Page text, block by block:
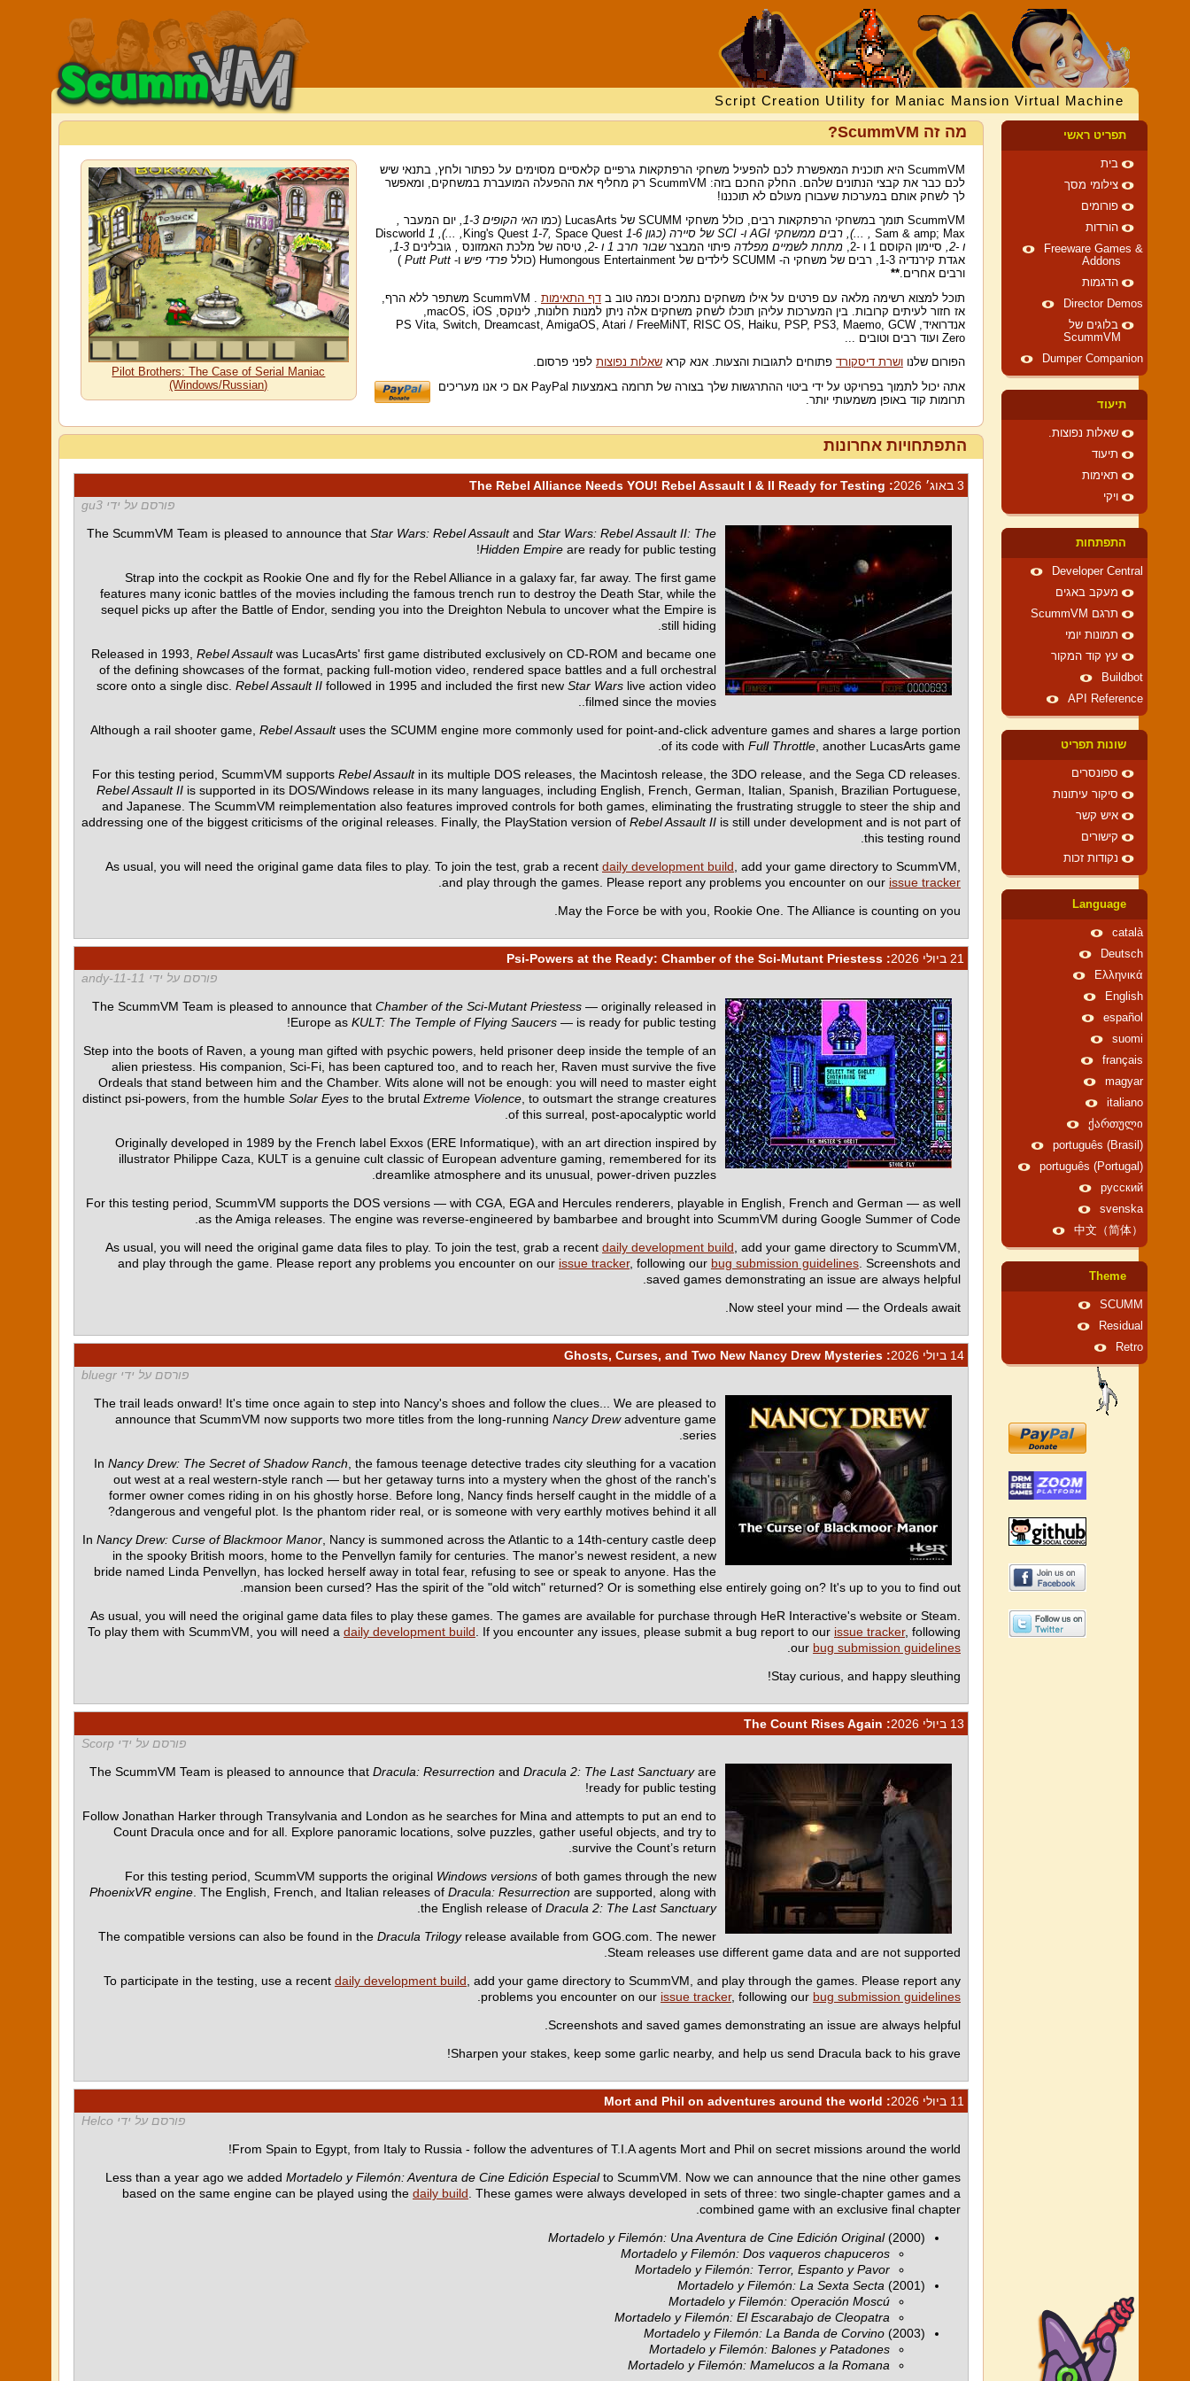
Script Creation Utility for Maniac Mansion Virtual Machine
מה זה ScummVM?
ScummVM היא תוכנית המאפשרת לכם להפעיל משחקי הרפתקאות גרפיים קלאסיים מסוימים על כפתור ולחץ, בתנאי שיש
לכם כבר את קבצי הנתונים שלהם. החלק החכם בזה: ScummVM רק מחליף את ההפעלה המועברת במשחקים, ומאפשר
לך לשחק אותם במערכות שעבורן מעולם לא תוכננו!
ScummVM תומך במשחקי הרפתקאות רבים, כולל משחקי SCUMM של LucasArts (כמו
האי הקופים 1-3, יום המעבר ,
Sam & amp; Max , ...), רבים ממשחקי AGI ו- SCI של סיירה (כגון King's Quest 1-7, Space Quest 1-6, ...),
Discworld 1
ו -2,
סיימון הקוסם 1 ו -2, מתחת לשמיים מפלדה פיתוי המבצרשבור חרב 1 ו -2, טיסה של מלכת האמזונס , גובלינים
אגדת קירנדיה 1-3, רבים של משחקי ה- SCUMM לילדים של Humongous Entertainment (כולל
פרדי פיש ו- Putt Putt
)
ורבים אחרים.**
תוכל למצוא רשימה מלאה עם פרטים על אילו משחקים נתמכים וכמה טוב ב דף התאימות
. ScummVM משתפר ללא הרף,
אנדרואיד, PS Vita, Switch, Dreamcast, AmigaOS, Atari / FreeMiNT, RISC OS, Haiku, PSP, PS3, Maemo, GCW
Zero ועוד רבים וטובים ...
הפורום שלנו ושרת דיסקורד פתוחים לתגובות והצעות. אנא קרא שאלות נפוצות לפני פרסום.
אתה יכול לתמוך בפרויקט על ידי ביטוי ההתרגשות שלך בצורה של תרומה באמצעות PayPal אם כי אנו מעריכים
תרומות קוד באופן משמעותי יותר.
Pilot Brothers: The Case of Serial Maniac
(Windows/Russian)
התפתחויות אחרונות
3 באוג׳ 2026
: The Rebel Alliance Needs YOU! Rebel Assault I & II Ready for Testing
פורסם על ידי gu3
The ScummVM Team is pleased to announce that Star Wars: Rebel Assaultand Star Wars: Rebel Assault II: The
Hidden Empire are ready for public testing!
Strap into the cockpit as Rookie One and fly for the Rebel Alliance in a galaxy far, far away. The first game
features many iconic battles of the movies including the famous trench run to destroy the Death Star, while the
sequel picks up after the Battle of Endor, sending you into the Dreighton Nebula to uncover what the Empire is
still hiding.
Released in 1993, Rebel Assaultwas LucasArts' first game distributed exclusively on CD-ROM and became one
of the defining showcases of the format, packing full-motion video, rendered space battles and a full orchestral
score onto a single disc. Rebel Assault II followed in 1995 and included the first new Star Wars live action video
filmed since the movies..
Although a rail shooter game, Rebel Assaultuses the SCUMM engine more commonly used for point-and-click adventure games and shares a large portion
of its code with Full Throttle , another LucasArts game.
For this testing period, ScummVM supports Rebel Assaultin its multiple DOS releases, the Macintosh release, the 3DO release, and the Sega CD releases.
Rebel Assault II is supported in its DOS/Windows release in its many languages, including English, French, German, Italian, Spanish, Brazilian Portuguese,
and Japanese. The ScummVM reimplementation also features improved controls for both games, eliminating the frustrating struggle to steer the ship and
addressing one of the biggest criticisms of the original releases. Finally, the PlayStation version of Rebel Assault II is still under development and is not part of
this testing round.
As usual, you will need the original game data files to play. To join the test, grab a recent daily development build , add your game directory to ScummVM,
and play through the games. Please report any problems you encounter on our issue tracker
May the Force be with you, Rookie One. The Alliance is counting on you.
21 ביולי 2026
: Psi-Powers at the Ready: Chamber of the Sci-Mutant Priestess
פורסם על ידי 11-andy-11
The ScummVM Team is pleased to announce that Chamber of the Sci-Mutant Priestess — originally released in
Europe as KULT: The Temple of Flying Saucers — is ready for public testing!
Step into the boots of Raven, a young man gifted with psychic powers, held prisoner deep inside the temple of an
alien priestess. His companion, Sci-Fi, has been captured too, and to reach her, Raven must survive the five
Ordeals that stand between him and the Chamber. Wits alone will not be enough: you will need to master eight
distinct psi-powers, from the humble Solar Eyes to the brutal Extreme Violence , to outsmart the strange creatures
of this surreal, post-apocalyptic world.
Originally developed in 1989 by the French label Exxos (ERE Informatique), with an art direction inspired by
illustrator Philippe Caza, KULT is a genuine cult classic of European adventure gaming, remembered for its
dreamlike atmosphere and its unusual, power-driven puzzles.
For this testing period, ScummVM supports the DOS versions — with CGA, EGA and Hercules renderers, playable in English, French and German — as well
as the Amiga releases. The engine was reverse-engineered by bambarbee and brought into ScummVM during Google Summer of Code.
As usual, you will need the original game data files to play. To join the test, grab a recent daily development build , add your game directory to ScummVM,
and play through the game. Please report any problems you encounter on our issue tracker, following our bug submission guidelines . Screenshots and
saved games demonstrating an issue are always helpful.
Now steel your mind — the Ordeals await.
14 ביולי 2026
: Ghosts, Curses, and Two New Nancy Drew Mysteries
פורסם על ידי bluegr
The trail leads onward! It's time once again to step into Nancy's shoes and follow the clues... We are pleased to
announce that ScummVM now supports two more titles from the long-running Nancy Drewadventure game
series.
In Nancy Drew: The Secret of Shadow Ranch , the famous teenage detective trades city sleuthing for a vacation
out west at a real western-style ranch — but her getaway turns into a mystery when the ghost of the ranch's
former owner comes riding in on his ghostly horse. Before long, Nancy finds herself caught in the middle of a
dangerous and vengeful plot. Is the phantom rider real, or is someone with very earthly motives behind it all?
In Nancy Drew: Curse of Blackmoor Manor , Nancy is summoned across the Atlantic to a 14th-century castle deep
in the spooky British moors, home to the Penvellyn family for centuries. The manor's newest resident, a new
bride named Linda Penvellyn, has locked herself away in total fear, refusing to see or speak to anyone. Has the
mansion been cursed? Has the spirit of the "old witch" returned? Or is something else entirely going on? It's up to you to find out.
As usual, you will need the original game data files to play these games. The games are available for purchase through HeR Interactive's website or Steam.
To play them with ScummVM, you will need a daily development build . If you encounter any issues, please submit a bug report to our issue tracker, following
our bug submission guidelines
Stay curious, and happy sleuthing!
13 ביולי 2026
: The Count Rises Again
פורסם על ידי Scorp
The ScummVM Team is pleased to announce that Dracula: Resurrection and Dracula 2: The Last Sanctuaryare
ready for public testing!
Follow Jonathan Harker through Transylvania and London as he searches for Mina and attempts to put an end to
Count Dracula once and for all. Explore panoramic locations, solve puzzles, gather useful objects, and try to
survive the Count’s return.
For this testing period, ScummVM supports the original Windows versions of both games through the new
PhoenixVR engine . The English, French, and Italian releases of Dracula: Resurrection are supported, along with
the English release of Dracula 2: The Last Sanctuary
The compatible versions can also be found in the Dracula Trilogyrelease available from GOG.com. The newer
Steam releases use different game data and are not supported.
To participate in the testing, use a recent daily development build , add your game directory to ScummVM, and play through the games. Please report any
problems you encounter on our issue tracker, following our bug submission guidelines
Screenshots and saved games demonstrating an issue are always helpful.
Sharpen your stakes, keep some garlic nearby, and help us send Dracula back to his grave!
11 ביולי 2026
: Mort and Phil on adventures around the world
פורסם על ידי Helco
From Spain to Egypt, from Italy to Russia - follow the adventures of T.I.A agents Mort and Phil on secret missions around the world!
Less than a year ago we added Mortadelo y Filemón: Aventura de Cine Edición Especialto ScummVM. Now we can announce that the nine other games
based on the same engine can be played using the daily build . These games were always developed in sets of three: two single-chapter games and a
combined game with an exclusive final chapter.
Mortadelo y Filemón: Una Aventura de Cine Edición Original(2000)
Mortadelo y Filemón: Dos vaqueros chapuceros
Mortadelo y Filemón: Terror, Espanto y Pavor
Mortadelo y Filemón: La Sexta Secta (2001)
Mortadelo y Filemón: Operación Moscú
Mortadelo y Filemón: El Escarabajo de Cleopatra
Mortadelo y Filemón: La Banda de Corvino (2003)
Mortadelo y Filemón: Balones y Patadones
Mortadelo y Filemón: Mamelucos a la Romana
תפריט ראשי
בית
צילומי מסך
פורומים
הורדות
Freeware Games &
Addons
הדגמות
Director Demos
בלוגים של
ScummVM
Dumper Companion
תיעוד
שאלות נפוצות.
תיעוד
תאימות
ויקי
התפתחות
Developer Central
מעקב באגים
תרגם ScummVM
תמונות יומי
עץ קוד המקור
Buildbot
API Reference
שונות תפריט
ספונסרים
סיקור עיתונות
איש קשר
קישורים
נקודות זכות
Language
català
Deutsch
Ελληνικά
English
español
suomi
français
magyar
italiano
ქართული
português (Brasil)
português (Portugal)
русский
svenska
中文（简体）
Theme
SCUMM
Residual
Retro